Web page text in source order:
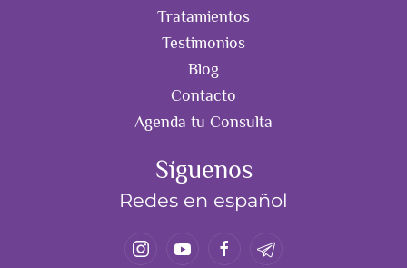
Tratamientos
Testimonios
Blog
Contacto
Agenda tu Consulta
Síguenos
Redes en español